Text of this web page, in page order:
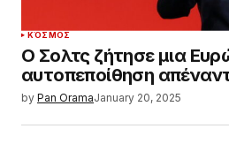
ΚΌΣΜΟΣ
Ο Σολτς ζήτησε μια
αυτοπεποίθηση
by Pan OramaJanuary 20, 2025